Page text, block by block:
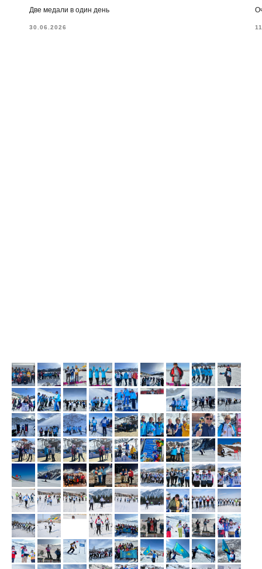
Две медали в один день
30.06.2026